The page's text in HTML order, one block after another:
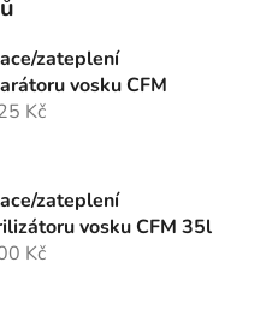
zateplení
vosku CFM
Kč
zateplení
vosku CFM 35l
Kč